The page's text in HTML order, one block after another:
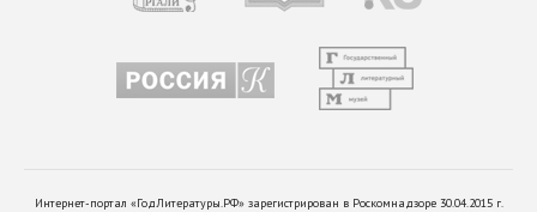
Интернет-портал «ГодЛитературы.РФ» зарегистрирован в Роскомнадзоре 30.04.2015 г.